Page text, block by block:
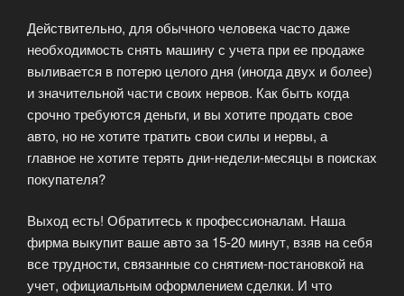
Действительно, для обычного человека часто даже
необходимость снять машину с учета при ее продаже
выливается в потерю целого дня (иногда двух и более)
и значительной части своих нервов. Как быть когда
срочно требуются деньги, и вы хотите продать свое
авто, но не хотите тратить свои силы и нервы, а
главное не хотите терять дни-недели-месяцы в поисках
покупателя?
Выход есть! Обратитесь к профессионалам. Наша
фирма выкупит ваше авто за 15-20 минут, взяв на себя
все трудности, связанные со снятием-постановкой на
учет, официальным оформлением сделки. И что